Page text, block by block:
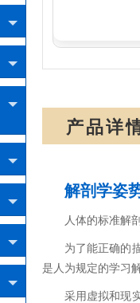
产品详
解剖学姿
人体的标准解
为了能正确的
是人为规定的学习
采用虚拟和现